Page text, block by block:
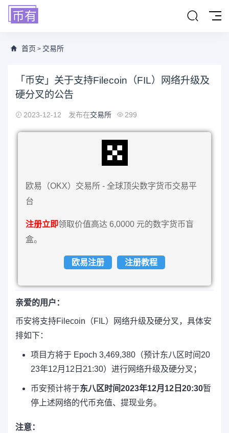
首页 > 交易所
「币安」关于支持Filecoin（FIL）网络升级及
硬分叉的公告
2023-12-12 发布在交易所 299
欧易（OKX）交易所 - 全球顶尖数字货币交易平
台
注册立即领取价值高达 6,0000 元的数字货币盲
盒。
欧易注册 注册教程
亲爱的用户：
币安将支持Filecoin（FIL）网络升级及硬分叉，具体安
排如下：
项目方将于 Epoch 3,469,380（预计东八区时间20
23年12月12日21:30）进行网络升级及硬分叉；
币安预计将于东八区时间2023年12月12日20:30暂
停上述网络的代币充值、提现业务。
注意：